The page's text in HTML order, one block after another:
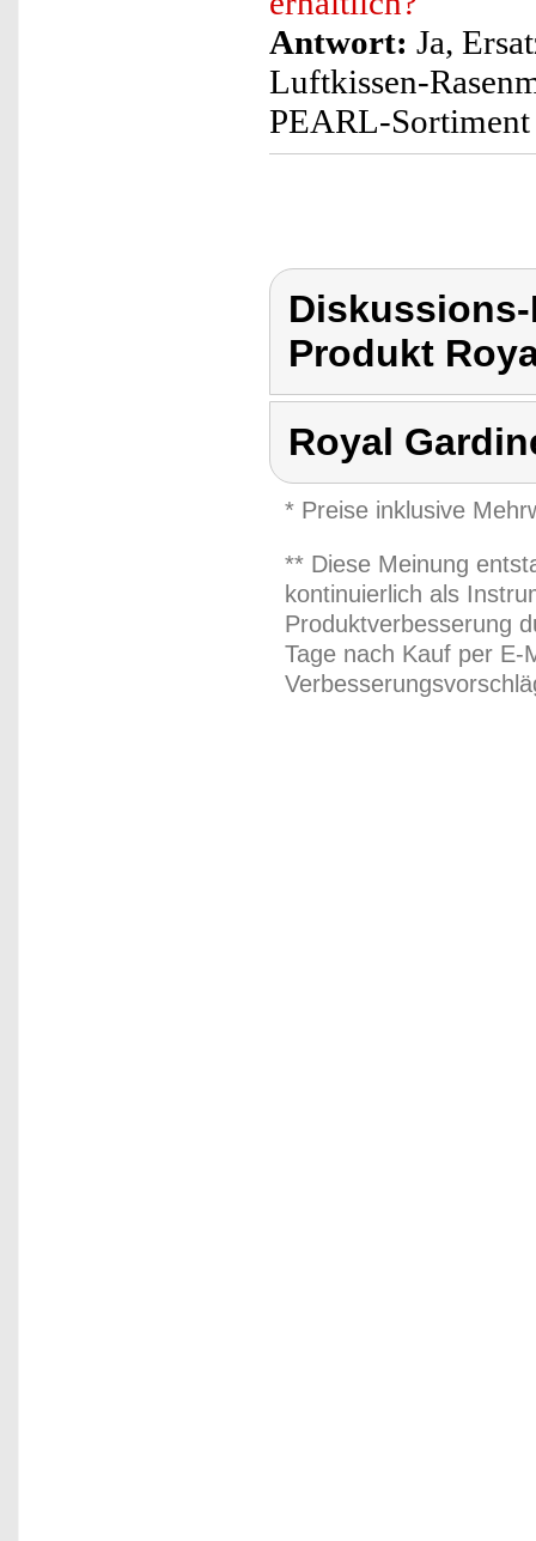
Antwort: Ja,
Luftkissen-
PEARL-
Produkt
Royal
* Preise inklusive
** Diese Meinung
kontinuierlich als
Produktverbesserung
Tage nach Kauf per E-